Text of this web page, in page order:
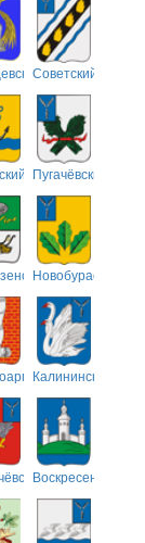
Советский
Пугачёвский
Новобурасский
Калининский
Воскресенский